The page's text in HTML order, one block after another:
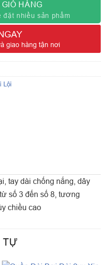
tại
là:
160.000 ₫.
HÀNG
đặt nhiều sản phẩm
giao hàng tận nơi
Lội
tay dài chống nắng, dây
số 3 đến số 8, tương
chiều cao
TỰ